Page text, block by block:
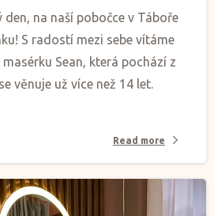
den, na naší pobočce v Táboře
S radostí mezi sebe vítáme
Sean, která pochází z
věnuje už více než 14 let.
Read more